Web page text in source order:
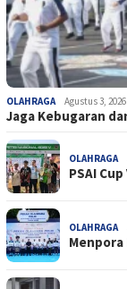
OLAHRAGA Agustus 3, 2026
Jaga Kebugaran
OLAHRAGA
PSAI
OLAHRAGA